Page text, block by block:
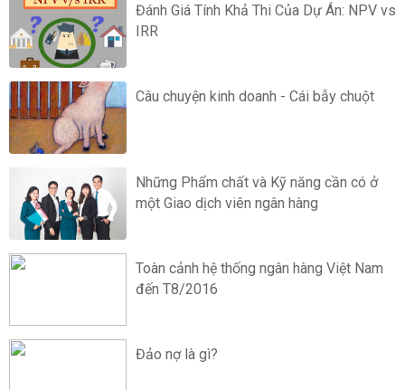
Đánh Giá Tính Khả Thi Của Dự Án: NPV vs
IRR
Câu chuyện kinh doanh - Cái bẫy chuột
Những Phẩm chất và Kỹ năng cần có ở
một Giao dịch viên ngân hàng
Toàn cảnh hệ thống ngân hàng Việt Nam
đến T8/2016
Đảo nợ là gì?